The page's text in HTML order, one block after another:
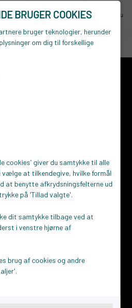
BRUGER COOKIES
bruger teknologier, herunder
om dig til forskellige
cookies' giver du samtykke til alle
vælge at tilkendegive, hvilke formål
at benytte afkrydsningsfelterne ud
på 'Tillad valgte'.
dit samtykke tilbage ved at
i venstre hjørne af
brug af cookies og andre
Ring 70 15 16 18 Menu